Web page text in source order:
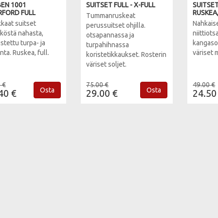
1001
FULL
suitset
nahasta,
turpa- ja
Ruskea, full.
€
€ Osta
SUITSET FULL - X-FULL
Tummanruskeat
perussuitset ohjilla.
otsapannassa ja
turpahihnassa
koristetikkaukset. Rosterin
väriset soljet.
75.00 €
29.00 € Osta
väriset
49.00 €